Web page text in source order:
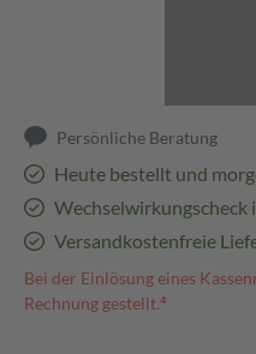
Persönliche Beratung
Heute bestellt und
Wechselwirkungscheck
Versandkostenfreie
Bei der Einlösung eines
Rechnung gestellt.⁴